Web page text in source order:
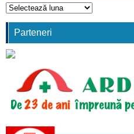
Arhivă
comunicări
Parteneri